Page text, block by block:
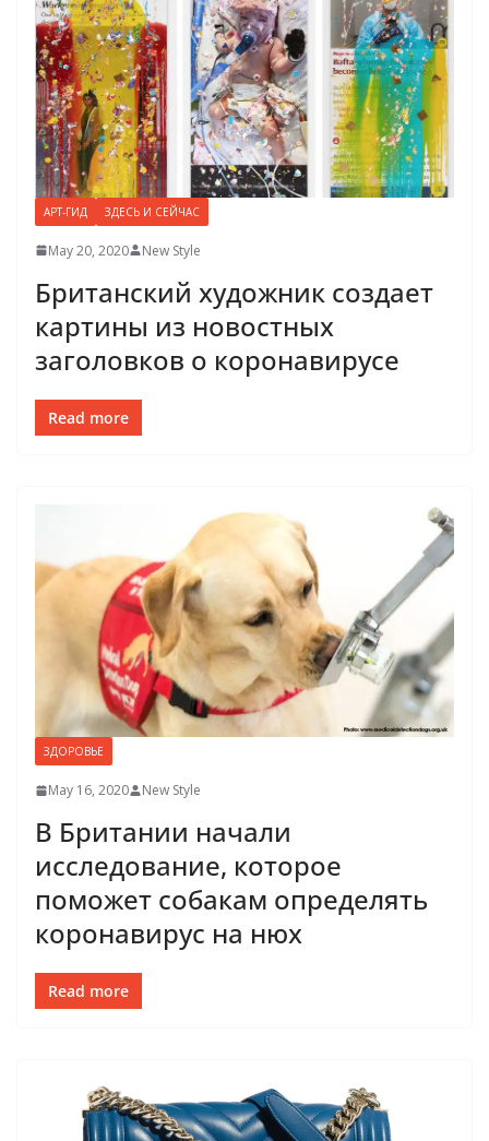
АРТ-ГИД ЗДЕСЬ И СЕЙЧАС
May 20, 2020 New Style
Британский художник создает
картины из новостных
заголовков о коронавирусе
Read more
ЗДОРОВЬЕ
May 16, 2020 New Style
В Британии начали
исследование, которое
поможет собакам определять
коронавирус на нюх
Read more